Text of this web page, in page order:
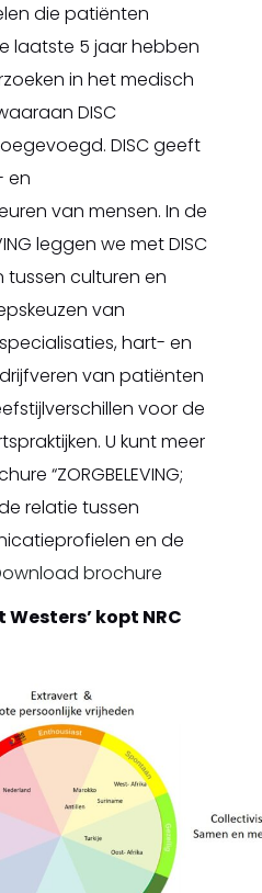
die patiënten
laatste 5 jaar hebben
in het medisch
DISC
DISC geeft
en
van mensen. In de
leggen we met DISC
tussen culturen en
van
hart- en
van patiënten
voor de
U kunt meer
“ZORGBELEVING;
relatie tussen
en de
brochure
Westers’ kopt NRC